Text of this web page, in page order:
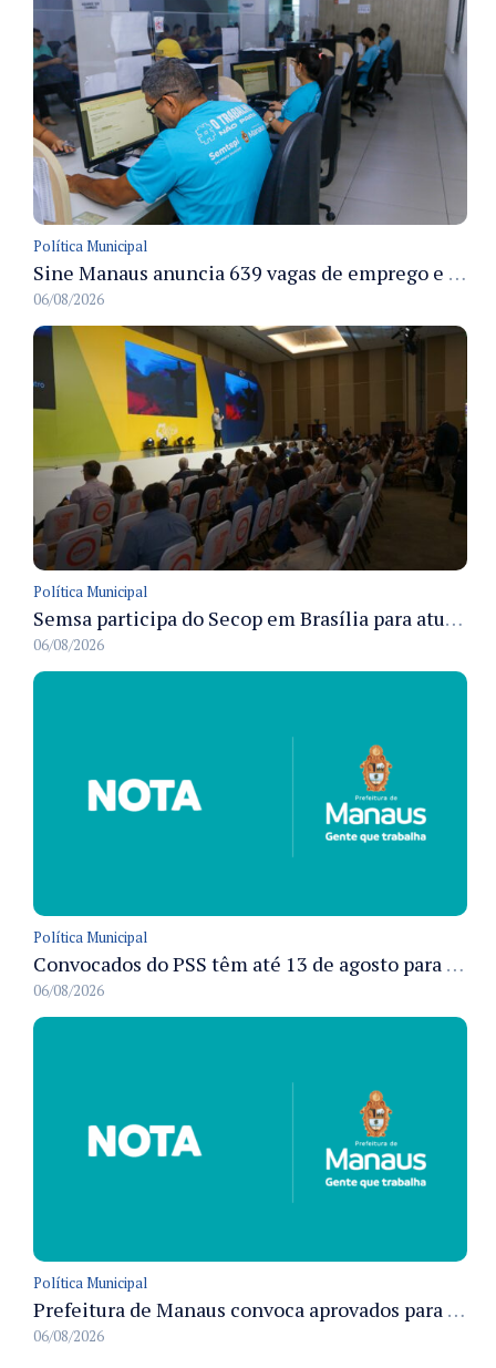
Política Municipal
Sine Manaus anuncia 639 vagas de emprego e atendimento presencial nesta sexta 7/8
06/08/2026
Política Municipal
Semsa participa do Secop em Brasília para atualizar tecnologia e modernizar gestão pública
06/08/2026
Política Municipal
Convocados do PSS têm até 13 de agosto para cumprir pré-admissionais para vacinação antirrábica animal em Manaus
06/08/2026
Política Municipal
Prefeitura de Manaus convoca aprovados para Campanha de Vacinação Antirrábica Animal e fixa prazo para pré-admissão
06/08/2026